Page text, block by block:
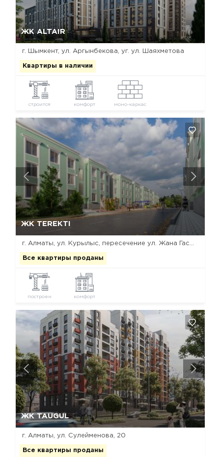
ЖК ALTAIR
г. Шымкент, ул. Аргынбекова, уг. ул. Шаяхметова
Квартиры в наличии
строится комфорт моно-каркас
Да, удалить Отмена
ЖК TEREKTI
Все квартиры проданы
построен комфорт
Да, удалить Отмена
ЖК TAUGUL
г. Алматы, ул. Сулейменова, 20
Все квартиры проданы
Да, удалить Отмена